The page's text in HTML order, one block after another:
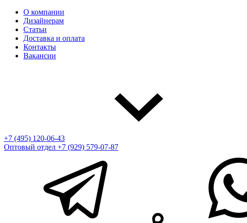
О компании
Дизайнерам
Статьи
Доставка и оплата
Контакты
Вакансии
+7 (495) 120-06-43
Оптовый отдел +7 (929) 579-07-87